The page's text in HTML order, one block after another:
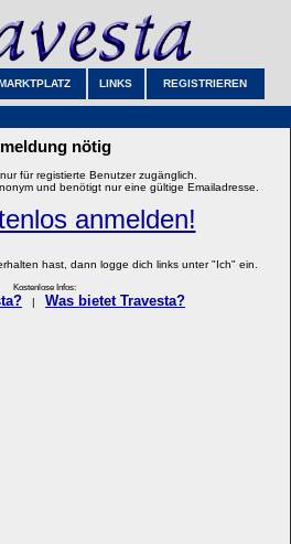
LINKS REGISTRIEREN
nötig
für registierte Benutzer zugänglich.
und benötigt nur eine gültige Emailadresse.
anmelden!
hast, dann logge dich links unter "Ich" ein.
Kostenlose Infos:
Was bietet Travesta?